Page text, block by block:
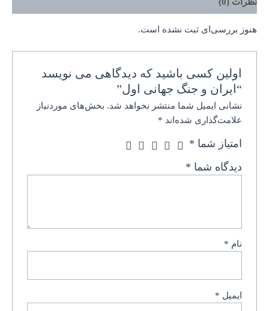
نظرات (0)
هنوز بررسی‌ای ثبت نشده است.
اولین کسی باشید که دیدگاهی می نویسد
“ایران و جنگ جهانی اول”
نشانی ایمیل شما منتشر نخواهد شد. بخش‌های موردنیاز
علامت‌گذاری شده‌اند *
امتیاز شما *
دیدگاه شما *
نام *
ایمیل *